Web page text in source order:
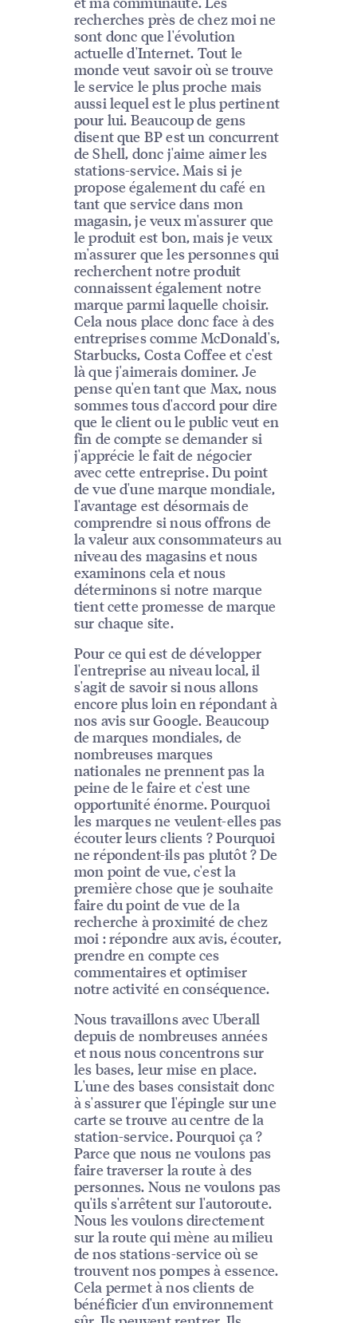
recherches près de chez moi ne
sont donc que l'évolution
actuelle d'Internet. Tout le
monde veut savoir où se trouve
le service le plus proche mais
aussi lequel est le plus pertinent
pour lui. Beaucoup de gens
disent que BP est un concurrent
de Shell, donc j'aime aimer les
stations-service. Mais si je
propose également du café en
tant que service dans mon
magasin, je veux m'assurer que
le produit est bon, mais je veux
m'assurer que les personnes qui
recherchent notre produit
connaissent également notre
marque parmi laquelle choisir.
Cela nous place donc face à des
entreprises comme McDonald's,
Starbucks, Costa Coffee et c'est
là que j'aimerais dominer. Je
pense qu'en tant que Max, nous
sommes tous d'accord pour dire
que le client ou le public veut en
fin de compte se demander si
j'apprécie le fait de négocier
avec cette entreprise. Du point
de vue d'une marque mondiale,
l'avantage est désormais de
comprendre si nous offrons de
la valeur aux consommateurs au
niveau des magasins et nous
examinons cela et nous
déterminons si notre marque
tient cette promesse de marque
sur chaque site.
Pour ce qui est de développer
l'entreprise au niveau local, il
s'agit de savoir si nous allons
encore plus loin en répondant à
nos avis sur Google. Beaucoup
de marques mondiales, de
nombreuses marques
nationales ne prennent pas la
peine de le faire et c'est une
opportunité énorme. Pourquoi
les marques ne veulent-elles pas
écouter leurs clients ? Pourquoi
ne répondent-ils pas plutôt ? De
mon point de vue, c'est la
première chose que je souhaite
faire du point de vue de la
recherche à proximité de chez
moi : répondre aux avis, écouter,
prendre en compte ces
commentaires et optimiser
notre activité en conséquence.
Nous travaillons avec Uberall
depuis de nombreuses années
et nous nous concentrons sur
les bases, leur mise en place.
L'une des bases consistait donc
à s'assurer que l'épingle sur une
carte se trouve au centre de la
station-service. Pourquoi ça ?
Parce que nous ne voulons pas
faire traverser la route à des
personnes. Nous ne voulons pas
qu'ils s'arrêtent sur l'autoroute.
Nous les voulons directement
sur la route qui mène au milieu
de nos stations-service où se
trouvent nos pompes à essence.
Cela permet à nos clients de
bénéficier d'un environnement